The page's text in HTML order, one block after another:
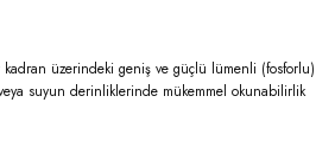
kadran üzerindeki geniş ve güçlü lümenli (fosforlu)
suyun derinliklerinde mükemmel okunabilirlik